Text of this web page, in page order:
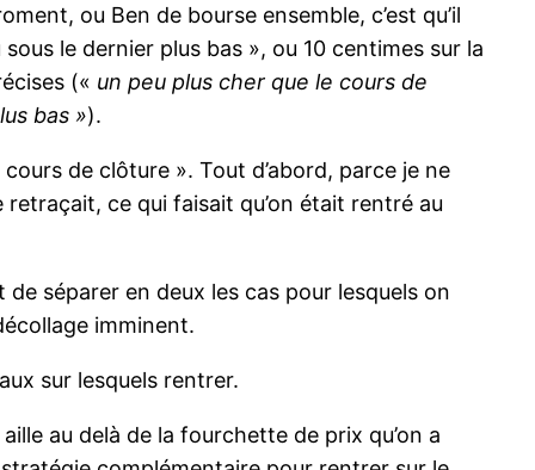
ou Ben de bourse ensemble, c’est qu’il
le dernier plus bas », ou 10 centimes sur la
(« un peu plus cher que le cours de
bas »).
de clôture ». Tout d’abord, parce je ne
retraçait, ce qui faisait qu’on était rentré au
séparer en deux les cas pour lesquels on
imminent.
sur lesquels rentrer.
au delà de la fourchette de prix qu’on a